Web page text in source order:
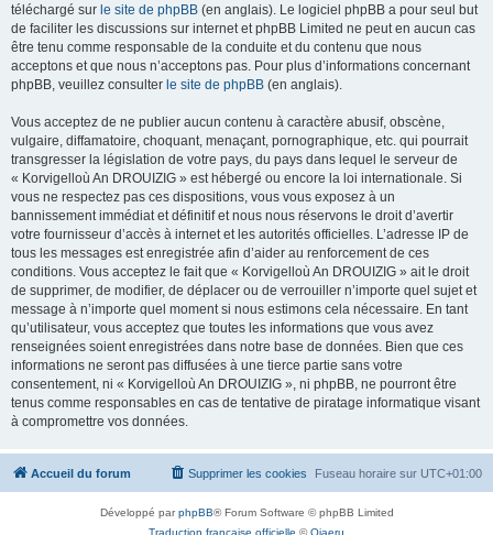
téléchargé sur le site de phpBB (en anglais). Le logiciel phpBB a pour seul but
de faciliter les discussions sur internet et phpBB Limited ne peut en aucun cas
être tenu comme responsable de la conduite et du contenu que nous
acceptons et que nous n’acceptons pas. Pour plus d’informations concernant
phpBB, veuillez consulter le site de phpBB (en anglais).
Vous acceptez de ne publier aucun contenu à caractère abusif, obscène,
vulgaire, diffamatoire, choquant, menaçant, pornographique, etc. qui pourrait
transgresser la législation de votre pays, du pays dans lequel le serveur de
« Korvigelloù An DROUIZIG » est hébergé ou encore la loi internationale. Si
vous ne respectez pas ces dispositions, vous vous exposez à un
bannissement immédiat et définitif et nous nous réservons le droit d’avertir
votre fournisseur d’accès à internet et les autorités officielles. L’adresse IP de
tous les messages est enregistrée afin d’aider au renforcement de ces
conditions. Vous acceptez le fait que « Korvigelloù An DROUIZIG » ait le droit
de supprimer, de modifier, de déplacer ou de verrouiller n’importe quel sujet et
message à n’importe quel moment si nous estimons cela nécessaire. En tant
qu’utilisateur, vous acceptez que toutes les informations que vous avez
renseignées soient enregistrées dans notre base de données. Bien que ces
informations ne seront pas diffusées à une tierce partie sans votre
consentement, ni « Korvigelloù An DROUIZIG », ni phpBB, ne pourront être
tenus comme responsables en cas de tentative de piratage informatique visant
à compromettre vos données.
Accueil du forum Fuseau horaire sur UTC+01:00
Supprimer les cookies
Développé parphpBB® Forum Software © phpBB Limited
Traduction française officielle ©Qiaeru